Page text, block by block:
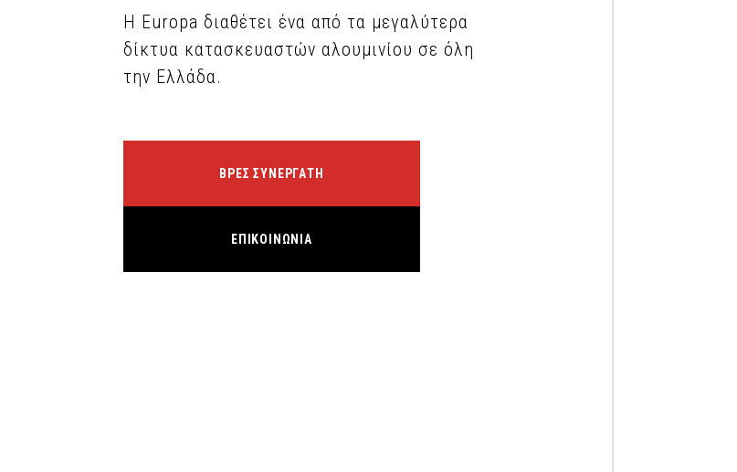
Η Europa διαθέτει ένα από τα μεγαλύτερα
δίκτυα κατασκευαστών αλουμινίου σε όλη
την Ελλάδα.
ΒΡΕΣ ΣΥΝΕΡΓΑΤΗ
ΕΠΙΚΟΙΝΩΝΙΑ